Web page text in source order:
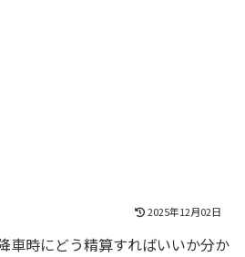
2025年12月02日
車時にどう精算すればいいか分か